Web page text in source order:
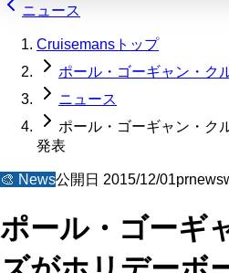
ニュース
Cruisemansトップ
ポール・ゴーギャン・ク
ニュース
ポール・ゴーギャン・ク
発表
🎨 News公開日 2015/12/01
ポール・ゴーギ